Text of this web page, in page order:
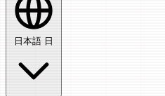
日本語 日